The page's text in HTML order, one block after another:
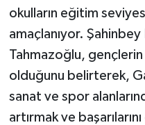
okulların eğitim
amaçlanıyor.
Tahmazoğlu, gençlerin
olduğunu belirterek,
sanat ve spor
artırmak ve